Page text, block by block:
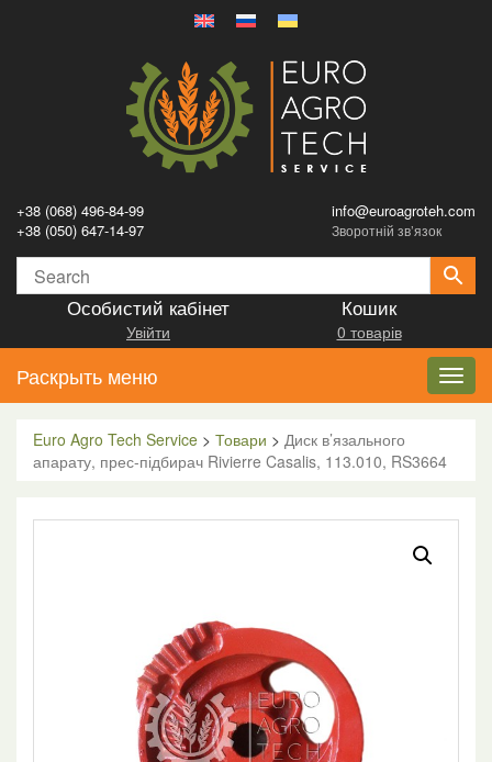
+38 (068) 496-84-99
+38 (050) 647-14-97
info@euroagroteh.com
Зворотній зв’язок
Особистий кабінет
Увійти
Кошик
0 товарів
Раскрыть меню
Euro Agro Tech Service > Товари > Диск в’язального
апарату, прес-підбирач Rivierre Casalis, 113.010, RS3664